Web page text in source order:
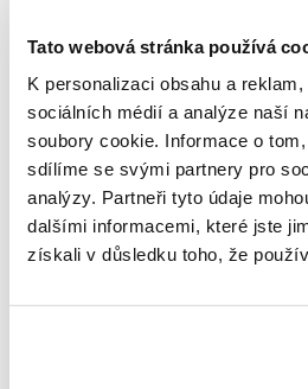
Tato webová stránka používá
K personalizaci obsahu a
sociálních médií a analýze naší
soubory cookie. Informace o
sdílíme se svými partnery pro
analýzy. Partneři tyto údaje
dalšími informacemi, které jste
získali v důsledku toho, že